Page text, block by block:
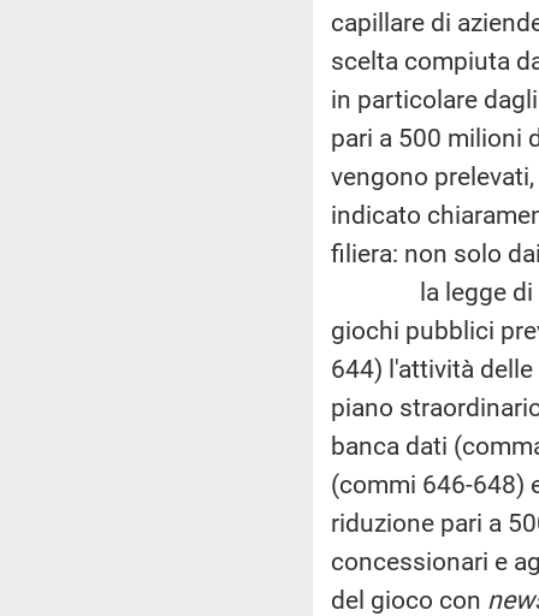
capillare di
scelta compiuta
in particolare
pari a 500 milioni
vengono
indicato
filiera: non solo
la legge di
giochi pubblici
644) l'attività
piano
banca dati
(commi 646-648)
riduzione pari a
concessionari e
del gioco con